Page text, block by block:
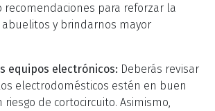
recomendaciones para reforzar la
y brindarnos mayor
equipos electrónicos: Deberás revisar
electrodomésticos estén en buen
riesgo de cortocircuito. Asimismo,